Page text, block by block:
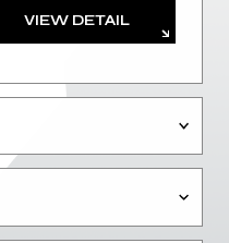
VIEW DETAIL